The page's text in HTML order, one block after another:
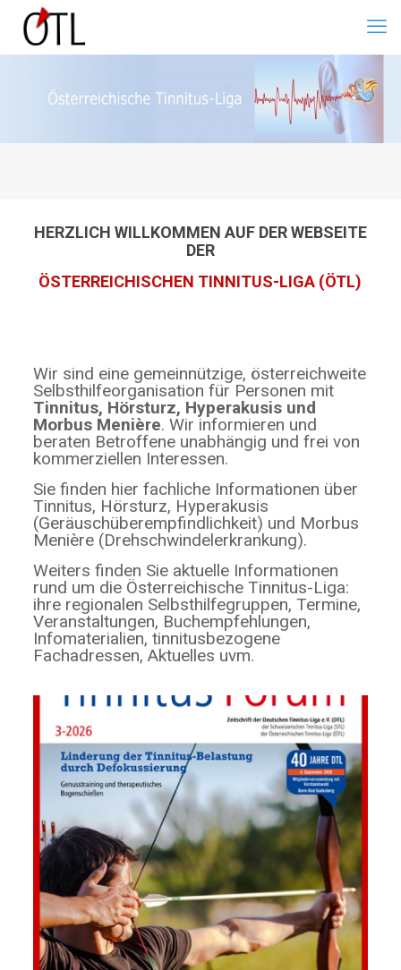
HERZLICH WILLKOMMEN AUF DER WEBSEITE
DER
ÖSTERREICHISCHEN TINNITUS-LIGA (ÖTL)
Wir sind eine gemeinnützige, österreichweite
Selbsthilfeorganisation für Personen mit
Tinnitus, Hörsturz, Hyperakusis und
Morbus Menière. Wir informieren und
beraten Betroffene unabhängig und frei von
kommerziellen Interessen.
Sie finden hier fachliche Informationen über
Tinnitus, Hörsturz, Hyperakusis
(Geräuschüberempfindlichkeit) und Morbus
Menière (Drehschwindelerkrankung).
Weiters finden Sie aktuelle Informationen
rund um die Österreichische Tinnitus-Liga:
ihre regionalen Selbsthilfegruppen, Termine,
Veranstaltungen, Buchempfehlungen,
Infomaterialien, tinnitusbezogene
Fachadressen, Aktuelles uvm.